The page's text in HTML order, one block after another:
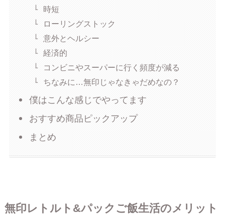
時短
ローリングストック
意外とヘルシー
経済的
コンビニやスーパーに行く頻度が減る
ちなみに…無印じゃなきゃだめなの？
僕はこんな感じでやってます
おすすめ商品ピックアップ
まとめ
無印レトルト&パックご飯生活のメリット